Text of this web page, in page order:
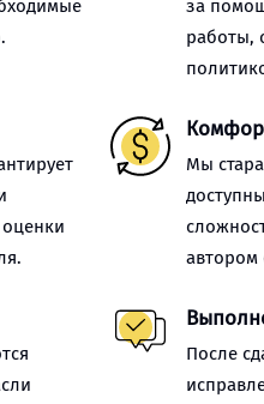
за
работы,
Мы
автором
После